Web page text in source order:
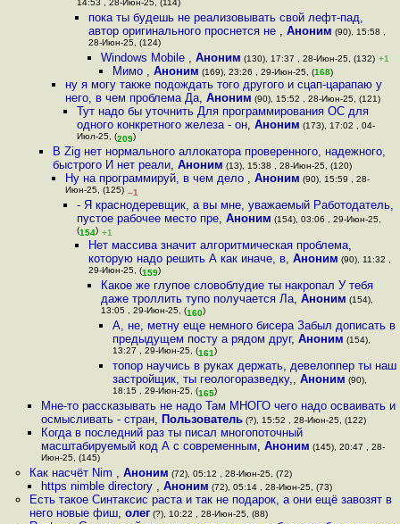
14:53 , 28-Июн-25, (114)
пока ты будешь не реализовывать свой лефт-пад,
автор оригинального проснется не ,Аноним (90), 15:58 ,
28-Июн-25, (124)
Windows Mobile , Аноним (130), 17:37 , 28-Июн-25, (132) +1
Мимо , Аноним (169), 23:26 , 29-Июн-25, (168)
ну я могу также подождать того другого и сцап-царапаю у
него, в чем проблема Да, Аноним (90), 15:52 , 28-Июн-25, (121)
Тут надо бы уточнить Для программирования ОС для
одного конкретного железа - он, Аноним (173), 17:02 , 04-
Июл-25, (209)
В Zig нет нормального аллокатора проверенного, надежного,
быстрого И нет реали,Аноним (13), 15:38 , 28-Июн-25, (120)
Ну на программируй, в чем дело , Аноним (90), 15:59 , 28-
Июн-25, (125) –1
- Я краснодеревщик, а вы мне, уважаемый Работодатель,
пустое рабочее место пре, Аноним (154), 03:06 , 29-Июн-25,
(154) +1
Нет массива значит алгоритмическая проблема,
которую надо решить А как иначе, в,Аноним (90), 11:32 ,
29-Июн-25, (159)
Какое же глупое словоблудие ты накропал У тебя
даже троллить тупо получается Ла, Аноним (154),
13:05 , 29-Июн-25, (160)
А, не, метну еще немного бисера Забыл дописать в
предыдущем посту а рядом друг, Аноним (154),
13:27 , 29-Июн-25, (161)
топор научись в руках держать, девелоппер ты наш
застройщик, ты геологоразведку,, Аноним (90),
18:15 , 29-Июн-25, (165)
Мне-то рассказывать не надо Там МНОГО чего надо осваивать и
осмысливать - стран, Пользователь(?), 15:52 , 28-Июн-25, (122)
Когда в последний раз ты писал многопоточный
масштабируемый код А с современным, Аноним (145), 20:47 , 28-
Июн-25, (145)
Как насчёт Nim , Аноним (72), 05:12 , 28-Июн-25, (72)
https nimble directory , Аноним (72), 05:14 , 28-Июн-25, (73)
Есть такое Синтаксис раста и так не подарок, а они ещё завозят в
него новые фиш, олег(?), 10:22 , 28-Июн-25, (88)